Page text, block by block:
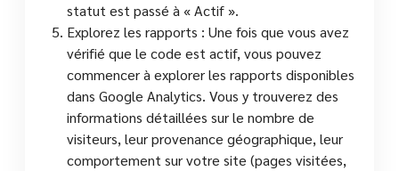
statut est passé à « Actif ».
Explorez les rapports : Une fois que vous avez
vérifié que le code est actif, vous pouvez
commencer à explorer les rapports disponibles
dans Google Analytics. Vous y trouverez des
informations détaillées sur le nombre de
visiteurs, leur provenance géographique, leur
comportement sur votre site (pages visitées,